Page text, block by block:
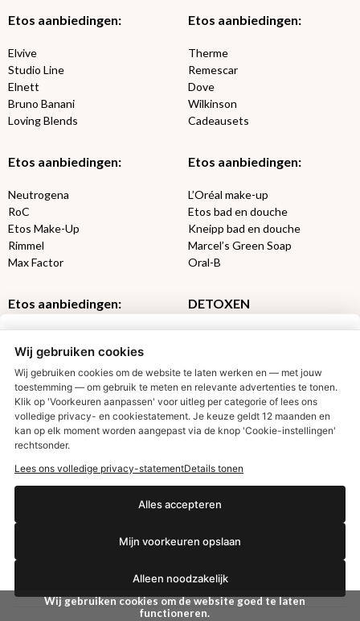
Etos aanbiedingen:
Elvive
Studio Line
Elnett
Bruno Banani
Loving Blends
Etos aanbiedingen:
Therme
Remescar
Dove
Wilkinson
Cadeausets
Etos aanbiedingen:
Neutrogena
RoC
Etos Make-Up
Rimmel
Max Factor
Etos aanbiedingen:
L’Oréal make-up
Etos bad en douche
Kneipp bad en douche
Marcel’s Green Soap
Oral-B
Etos aanbiedingen:
Gillette
Gezichtsverzorging
Wella
Syoss
DETOXEN
Gliss Kur
Etos maandlenzen
Etos billendoekjes
MONDKAPJES
NIVEA SUN
Zwitsal SUN
Wij gebruiken cookies om de website goed te laten
functioneren.
Wij gebruiken cookies
Wij gebruiken cookies om de website te laten werken en — met jouw
toestemming — om gebruik te meten en relevante advertenties te tonen.
Klik op 'Voorkeuren aanpassen' voor uitleg per categorie of lees ons
volledige privacy- en cookiestatement. Je keuze geldt 12 maanden en
kan op elk moment worden aangepast via de knop 'Cookie-instellingen'
rechtsonder.
Lees ons volledige privacy-statementDetails tonen
Alles accepteren
Mijn voorkeuren opslaan
Alleen noodzakelijk
€2,50 korting?
Ja, ik wil korting